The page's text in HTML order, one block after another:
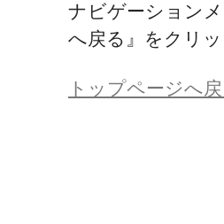
ナビゲーション
へ戻る』をクリ
トップページへ